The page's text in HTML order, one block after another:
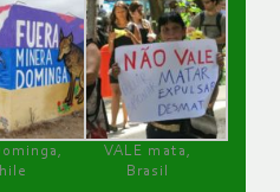
VALE mata,
Brasil